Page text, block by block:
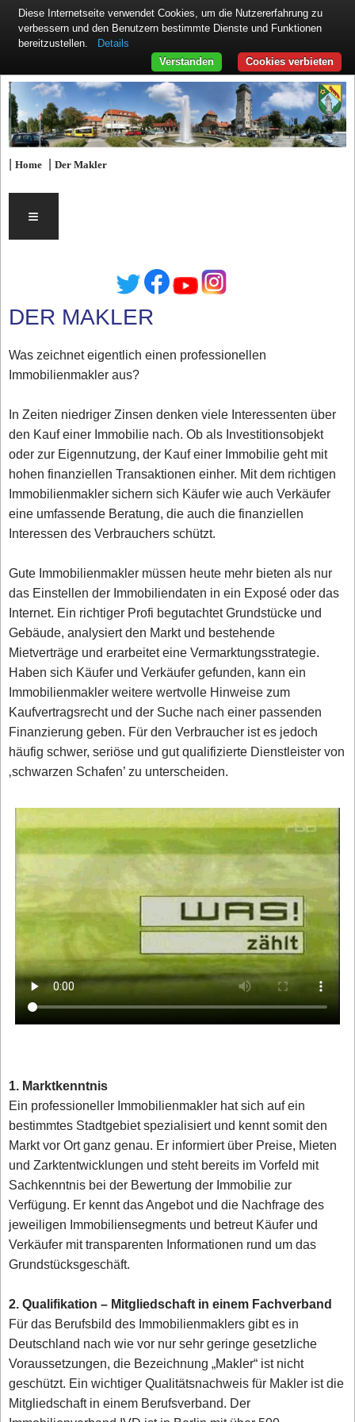
|Home |Der Makler
≡
DER MAKLER
Was zeichnet eigentlich einen professionellen
Immobilienmakler aus?
In Zeiten niedriger Zinsen denken viele Interessenten über
den Kauf einer Immobilie nach. Ob als Investitionsobjekt
oder zur Eigennutzung, der Kauf einer Immobilie geht mit
hohen finanziellen Transaktionen einher. Mit dem richtigen
Immobilienmakler sichern sich Käufer wie auch Verkäufer
eine umfassende Beratung, die auch die finanziellen
Interessen des Verbrauchers schützt.
Gute Immobilienmakler müssen heute mehr bieten als nur
das Einstellen der Immobiliendaten in ein Exposé oder das
Internet. Ein richtiger Profi begutachtet Grundstücke und
Gebäude, analysiert den Markt und bestehende
Mietverträge und erarbeitet eine Vermarktungsstrategie.
Haben sich Käufer und Verkäufer gefunden, kann ein
Immobilienmakler weitere wertvolle Hinweise zum
Kaufvertragsrecht und der Suche nach einer passenden
Finanzierung geben. Für den Verbraucher ist es jedoch
häufig schwer, seriöse und gut qualifizierte Dienstleister von
‚schwarzen Schafen’ zu unterscheiden.
1. Marktkenntnis
Ein professioneller Immobilienmakler hat sich auf ein
bestimmtes Stadtgebiet spezialisiert und kennt somit den
Markt vor Ort ganz genau. Er informiert über Preise, Mieten
und Zarktentwicklungen und steht bereits im Vorfeld mit
Sachkenntnis bei der Bewertung der Immobilie zur
Verfügung. Er kennt das Angebot und die Nachfrage des
jeweiligen Immobiliensegments und betreut Käufer und
Verkäufer mit transparenten Informationen rund um das
Grundstücksgeschäft.
2. Qualifikation – Mitgliedschaft in einem Fachverband
Für das Berufsbild des Immobilienmaklers gibt es in
Deutschland nach wie vor nur sehr geringe gesetzliche
Voraussetzungen, die Bezeichnung „Makler“ ist nicht
geschützt. Ein wichtiger Qualitätsnachweis für Makler ist die
Mitgliedschaft in einem Berufsverband. Der
Diese Internetseite verwendet Cookies, um die Nutzererfahrung zu
verbessern und den Benutzern bestimmte Dienste und Funktionen
bereitzustellen.
Details
Cookies verbieten
Verstanden